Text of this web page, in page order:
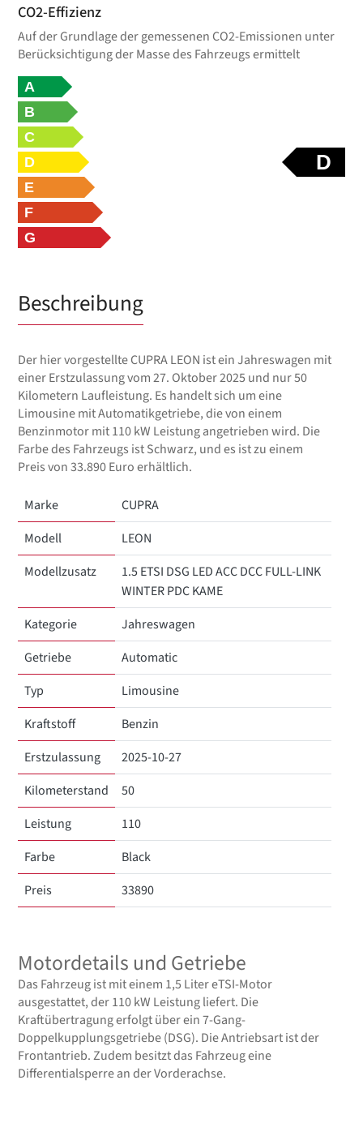
CO2-Effizienz
Auf der Grundlage der gemessenen CO2-Emissionen unter
Berücksichtigung der Masse des Fahrzeugs ermittelt
D
A
B
C
D
E
F
G
Beschreibung
Der hier vorgestellte CUPRA LEON ist ein Jahreswagen mit
einer Erstzulassung vom 27. Oktober 2025 und nur 50
Kilometern Laufleistung. Es handelt sich um eine
Limousine mit Automatikgetriebe, die von einem
Benzinmotor mit 110 kW Leistung angetrieben wird. Die
Farbe des Fahrzeugs ist Schwarz, und es ist zu einem
Preis von 33.890 Euro erhältlich.
Marke
CUPRA
Modell
LEON
Modellzusatz
1.5 ETSI DSG LED ACC DCC FULL-LINK
WINTER PDC KAME
Kategorie
Jahreswagen
Getriebe
Automatic
Typ
Limousine
Kraftstoff
Benzin
Erstzulassung
2025-10-27
Kilometerstand
50
Leistung
110
Farbe
Black
Preis
33890
Motordetails und Getriebe
Das Fahrzeug ist mit einem 1,5 Liter eTSI-Motor
ausgestattet, der 110 kW Leistung liefert. Die
Kraftübertragung erfolgt über ein 7-Gang-
Doppelkupplungsgetriebe (DSG). Die Antriebsart ist der
Frontantrieb. Zudem besitzt das Fahrzeug eine
Differentialsperre an der Vorderachse.